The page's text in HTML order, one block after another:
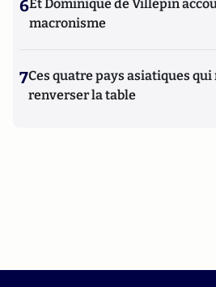
6Et Dominique de Villepin
macronisme
7Ces quatre pays asiatiques
renverser la table